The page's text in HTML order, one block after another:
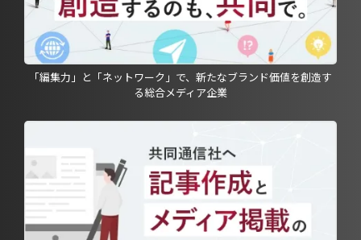
「編集力」と「ネットワーク」で、新たなブランド価値を創造す
る総合メディア企業